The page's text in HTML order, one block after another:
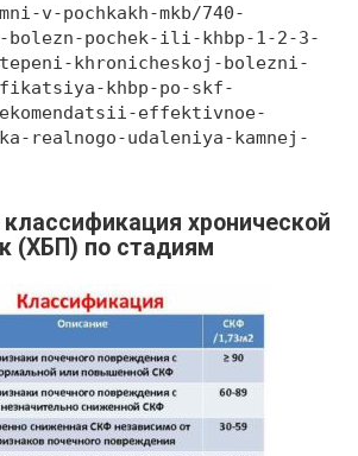
v-pochkakh-mkb/740-
bolezn-pochek-ili-khbp-1-2-3-
khronicheskoj-bolezni-
khbp-po-skf-
effektivnoe-
realnogo-udaleniya-kamnej-
хронической
(ХБП) по стадиям